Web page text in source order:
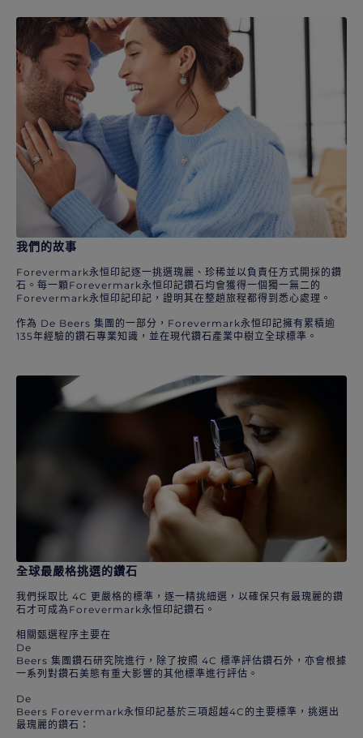
我們的故事
Forevermark永恒印記逐一挑選瑰麗、珍稀並以負責任方式開採的鑽
石。每一顆Forevermark永恒印記鑽石均會獲得一個獨一無二的
Forevermark永恒印記印記，證明其在整趟旅程都得到悉心處理。
作為 De Beers 集團的一部分，Forevermark永恒印記擁有累積逾
135年經驗的鑽石專業知識，並在現代鑽石產業中樹立全球標準。
全球最嚴格挑選的鑽石
我們採取比 4C 更嚴格的標準，逐一精挑細選，以確保只有最瑰麗的鑽
石才可成為Forevermark永恒印記鑽石。
相關甄選程序主要在
De
Beers 集團鑽石研究院進行，除了按照 4C 標準評估鑽石外，亦會根據
一系列對鑽石美態有重大影響的其他標準進行評估。
De
Beers Forevermark永恒印記基於三項超越4C的主要標準，挑選出
最瑰麗的鑽石：